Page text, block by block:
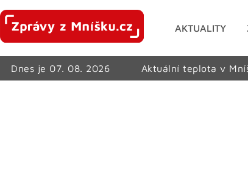
AKTUALITY
Dnes je 07. 08. 2026 Aktuální teplota v